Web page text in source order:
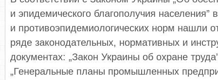
и эпидемического благополучия населения”
и противоэпидемиологических норм нашли
ряде законодательных, нормативных и
документах: „Закон Украины об охране
„Генеральные планы промышленных